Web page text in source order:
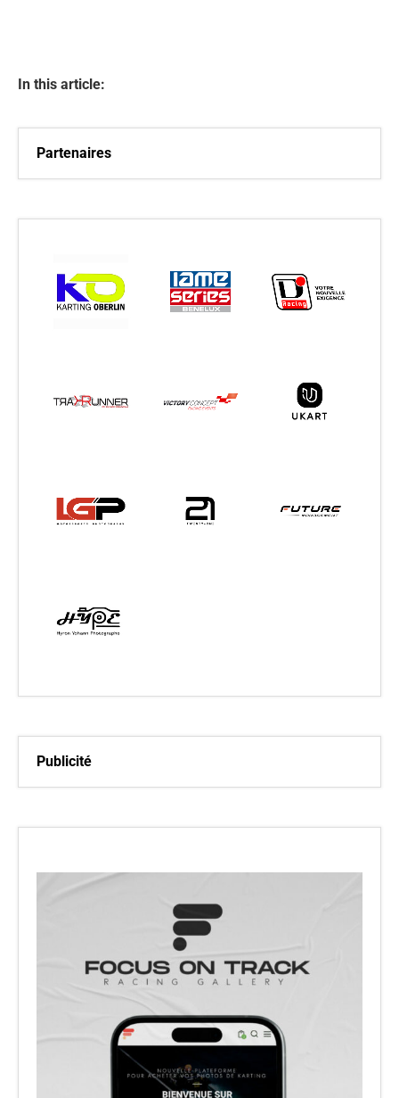
In this article:
Partenaires
Publicité